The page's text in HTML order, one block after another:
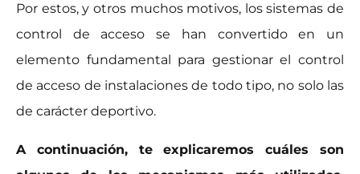
Por estos, y otros muchos motivos, los sistemas de
control de acceso se han convertido en un
elemento fundamental para gestionar el control
de acceso de instalaciones de todo tipo, no solo las
de carácter deportivo.
A continuación, te explicaremos cuáles son